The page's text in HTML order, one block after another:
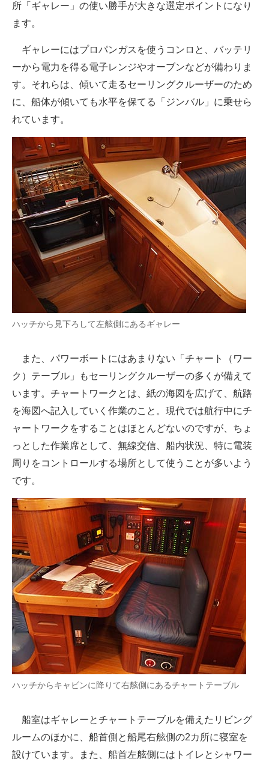
所「ギャレー」の使い勝手が大きな選定ポイントになり
ます。
ギャレーにはプロパンガスを使うコンロと、バッテリ
ーから電力を得る電子レンジやオーブンなどが備わりま
す。それらは、傾いて走るセーリングクルーザーのため
に、船体が傾いても水平を保てる「ジンバル」に乗せら
れています。
ハッチから見下ろして左舷側にあるギャレー
また、パワーボートにはあまりない「チャート（ワー
ク）テーブル」もセーリングクルーザーの多くが備えて
います。チャートワークとは、紙の海図を広げて、航路
を海図へ記入していく作業のこと。現代では航行中にチ
ャートワークをすることはほとんどないのですが、ちょ
っとした作業席として、無線交信、船内状況、特に電装
周りをコントロールする場所として使うことが多いよう
です。
ハッチからキャビンに降りて右舷側にあるチャートテーブル
船室はギャレーとチャートテーブルを備えたリビング
ルームのほかに、船首側と船尾右舷側の2カ所に寝室を
設けています。また、船首左舷側にはトイレとシャワー